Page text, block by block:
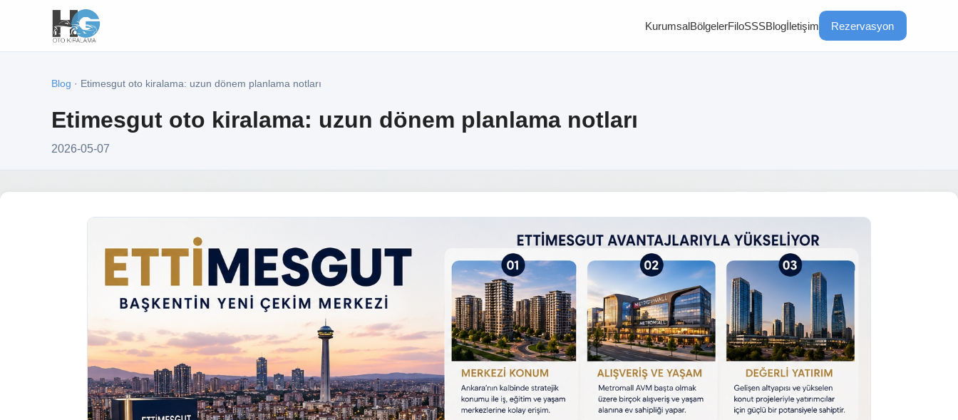
KurumsalBölgelerFiloSSSBlogİletişim Rezervasyon
Blog · Etimesgut oto kiralama: uzun dönem planlama notları
Etimesgut oto kiralama: uzun dönem planlama notları
2026-05-07